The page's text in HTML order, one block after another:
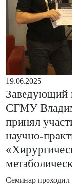
19.06.2025
Заведующий
СГМУ
принял
научно-
Семинар